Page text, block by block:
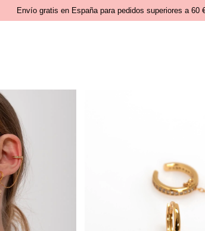
Envío gratis en España para pedidos superiores a 60